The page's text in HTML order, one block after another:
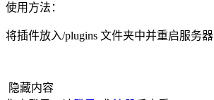
使用方法：
将插件放入/plugins 文件夹中并重启服务器
隐藏内容